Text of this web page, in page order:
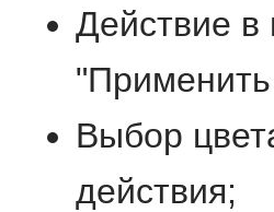
Действие в
Выбор
действия;